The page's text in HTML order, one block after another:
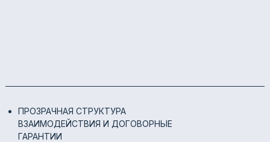
ПРОЗРАЧНАЯ СТРУКТУРА
ВЗАИМОДЕЙСТВИЯ И ДОГОВОРНЫЕ
ГАРАНТИИ